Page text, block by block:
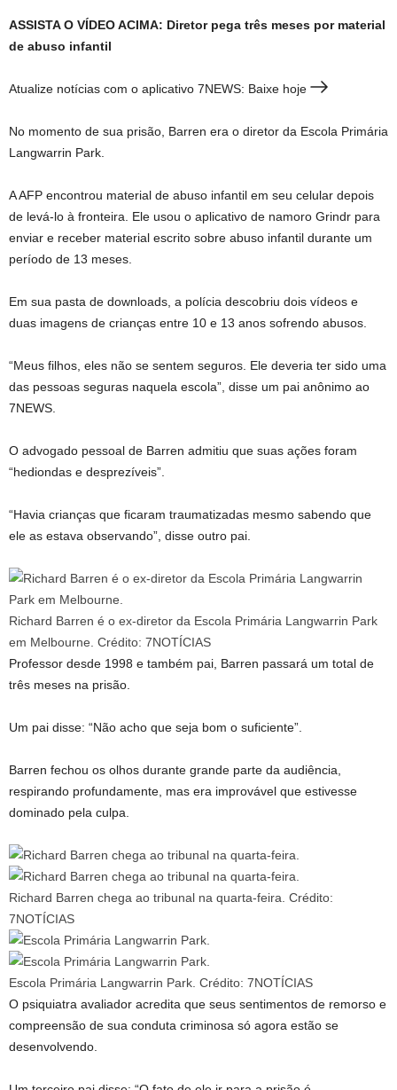
ASSISTA O VÍDEO ACIMA: Diretor pega três meses por material
de abuso infantil
Atualize notícias com o aplicativo 7NEWS: Baixe hoje
No momento de sua prisão, Barren era o diretor da Escola Primária
Langwarrin Park.
A AFP encontrou material de abuso infantil em seu celular depois
de levá-lo à fronteira. Ele usou o aplicativo de namoro Grindr para
enviar e receber material escrito sobre abuso infantil durante um
período de 13 meses.
Em sua pasta de downloads, a polícia descobriu dois vídeos e
duas imagens de crianças entre 10 e 13 anos sofrendo abusos.
“Meus filhos, eles não se sentem seguros. Ele deveria ter sido uma
das pessoas seguras naquela escola”, disse um pai anônimo ao
7NEWS.
O advogado pessoal de Barren admitiu que suas ações foram
“hediondas e desprezíveis”.
“Havia crianças que ficaram traumatizadas mesmo sabendo que
ele as estava observando”, disse outro pai.
Richard Barren é o ex-diretor da Escola Primária Langwarrin Park
em Melbourne. Crédito: 7NOTÍCIAS
Professor desde 1998 e também pai, Barren passará um total de
três meses na prisão.
Um pai disse: “Não acho que seja bom o suficiente”.
Barren fechou os olhos durante grande parte da audiência,
respirando profundamente, mas era improvável que estivesse
dominado pela culpa.
Richard Barren chega ao tribunal na quarta-feira. Crédito:
7NOTÍCIAS
Escola Primária Langwarrin Park. Crédito: 7NOTÍCIAS
O psiquiatra avaliador acredita que seus sentimentos de remorso e
compreensão de sua conduta criminosa só agora estão se
desenvolvendo.